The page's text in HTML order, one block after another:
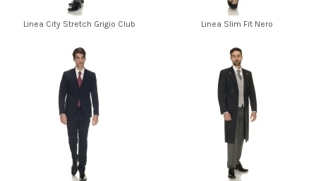
Linea City Stretch Grigio Club Linea Slim Fit Nero